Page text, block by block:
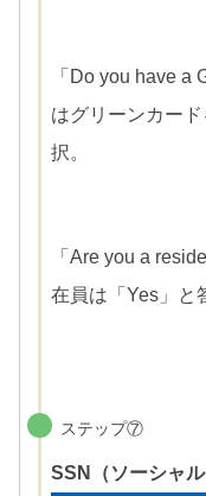
「Do you have a
はグリーンカー
択。
「Are you a
在員は「Yes」と
ステップ⑦
SSN（ソーシャ